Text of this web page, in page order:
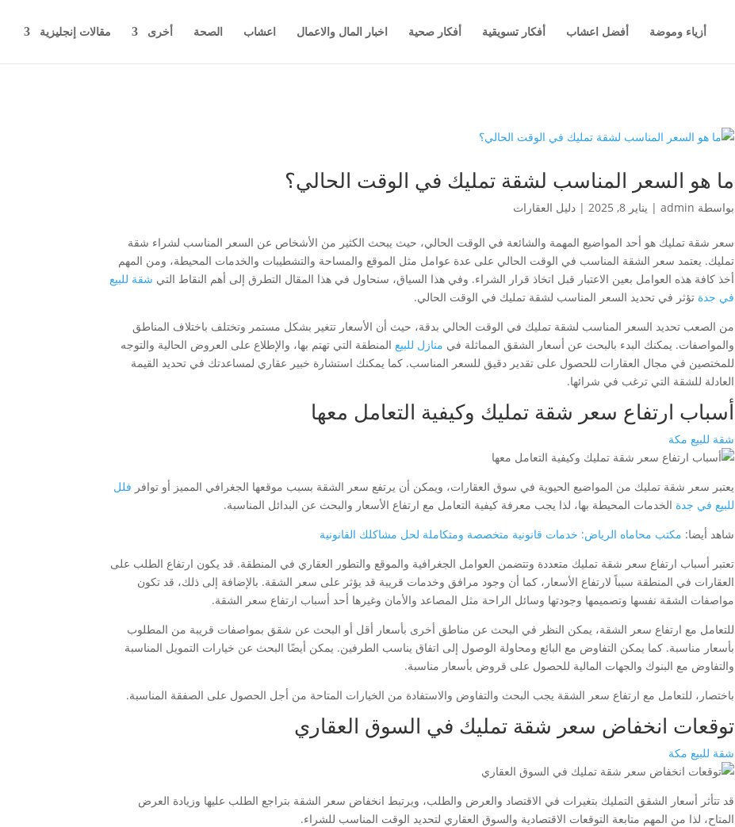
أزياء وموضة أفضل اعشاب أفكار تسويقية أفكار صحية اخبار المال والاعمال اعشاب الصحة أخرى مقالات إنجليزية
ما هو السعر المناسب لشقة تمليك في الوقت الحالي؟
بواسطة admin
| يناير 8, 2025 | دليل العقارات
سعر شقة تمليك هو أحد المواضيع المهمة والشائعة في الوقت الحالي، حيث يبحث الكثير من الأشخاص عن السعر المناسب لشراء شقة
تمليك. يعتمد سعر الشقة المناسب في الوقت الحالي على عدة عوامل مثل الموقع والمساحة والتشطيبات والخدمات المحيطة، ومن المهم
أخذ كافة هذه العوامل بعين الاعتبار قبل اتخاذ قرار الشراء. وفي هذا السياق، سنحاول في هذا المقال التطرق إلى أهم النقاط التي شقة للبيع
في جدة تؤثر في تحديد السعر المناسب لشقة تمليك في الوقت الحالي.
من الصعب تحديد السعر المناسب لشقة تمليك في الوقت الحالي بدقة، حيث أن الأسعار تتغير بشكل مستمر وتختلف باختلاف المناطق
والمواصفات. يمكنك البدء بالبحث عن أسعار الشقق المماثلة في منازل للبيعالمنطقة التي تهتم بها، والإطلاع على العروض الحالية والتوجه
للمختصين في مجال العقارات للحصول على تقدير دقيق للسعر المناسب. كما يمكنك استشارة خبير عقاري لمساعدتك في تحديد القيمة
العادلة للشقة التي ترغب في شرائها.
أسباب ارتفاع سعر شقة تمليك وكيفية التعامل معها
شقة للبيع مكة
يعتبر سعر شقة تمليك من المواضيع الحيوية في سوق العقارات، ويمكن أن يرتفع سعر الشقة بسبب موقعها الجغرافي المميز أو توافر فلل
للبيع في جدة الخدمات المحيطة بها، لذا يجب معرفة كيفية التعامل مع ارتفاع الأسعار والبحث عن البدائل المناسبة.
شاهد أيضا: مكتب محاماه الرياض: خدمات قانونية متخصصة ومتكاملة لحل مشاكلك القانونية
تعتبر أسباب ارتفاع سعر شقة تمليك متعددة وتتضمن العوامل الجغرافية والموقع والتطور العقاري في المنطقة. قد يكون ارتفاع الطلب على
العقارات في المنطقة سبباً لارتفاع الأسعار، كما أن وجود مرافق وخدمات قريبة قد يؤثر على سعر الشقة. بالإضافة إلى ذلك، قد تكون
مواصفات الشقة نفسها وتصميمها وجودتها وسائل الراحة مثل المصاعد والأمان وغيرها أحد أسباب ارتفاع سعر الشقة.
للتعامل مع ارتفاع سعر الشقة، يمكن النظر في البحث عن مناطق أخرى بأسعار أقل أو البحث عن شقق بمواصفات قريبة من المطلوب
بأسعار مناسبة. كما يمكن التفاوض مع البائع ومحاولة الوصول إلى اتفاق يناسب الطرفين. يمكن أيضًا البحث عن خيارات التمويل المناسبة
والتفاوض مع البنوك والجهات المالية للحصول على قروض بأسعار مناسبة.
باختصار، للتعامل مع ارتفاع سعر الشقة يجب البحث والتفاوض والاستفادة من الخيارات المتاحة من أجل الحصول على الصفقة المناسبة.
توقعات انخفاض سعر شقة تمليك في السوق العقاري
شقة للبيع مكة
قد تتأثر أسعار الشقق التمليك بتغيرات في الاقتصاد والعرض والطلب، ويرتبط انخفاض سعر الشقة بتراجع الطلب عليها وزيادة العرض
المتاح، لذا من المهم متابعة التوقعات الاقتصادية والسوق العقاري لتحديد الوقت المناسب للشراء.